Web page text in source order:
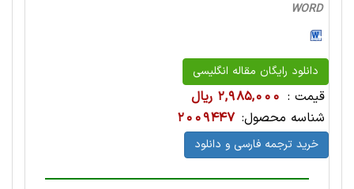
WORD
دانلود رایگان مقاله انگلیسی
قیمت : 2,985,000 ریال
شناسه محصول: 2009447
خرید ترجمه فارسی و دانلود